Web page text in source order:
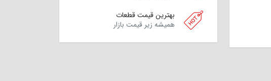
بهترین قیمت قطعات
همیشه زیر قیمت بازار